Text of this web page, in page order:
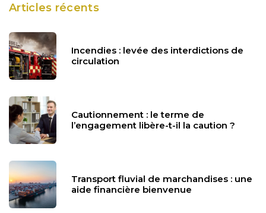
Articles récents
Incendies : levée des interdictions de
circulation
Cautionnement : le terme de
l’engagement libère-t-il la caution ?
Transport fluvial de marchandises : une
aide financière bienvenue